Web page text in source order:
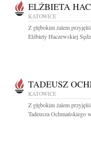
ELŻBIETA
KATOWICE
Z głębokim żalem
Elżbiety Haczewskiej
TADEUSZ
KATOWICE
Z głębokim żalem
Tadeusza Ochmańskiego